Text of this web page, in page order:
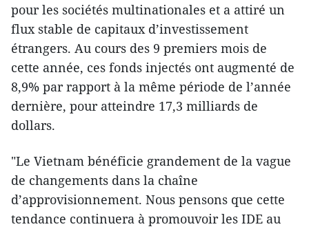
pour les sociétés multinationales et a attiré un
flux stable de capitaux d’investissement
étrangers. Au cours des 9 premiers mois de
cette année, ces fonds injectés ont augmenté de
8,9% par rapport à la même période de l’année
dernière, pour atteindre 17,3 milliards de
dollars.
"Le Vietnam bénéficie grandement de la vague
de changements dans la chaîne
d’approvisionnement. Nous pensons que cette
tendance continuera à promouvoir les IDE au